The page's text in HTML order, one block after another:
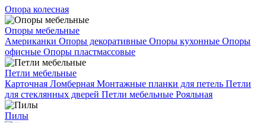
Опора колесная
Опоры мебельные
Американки Опоры декоративные Опоры кухонные Опоры
офисные Опоры пластмассовые
Петли мебельные
Карточная Ломберная Монтажные планки для петель Петли
для стеклянных дверей Петли мебельные Рояльная
Пилы